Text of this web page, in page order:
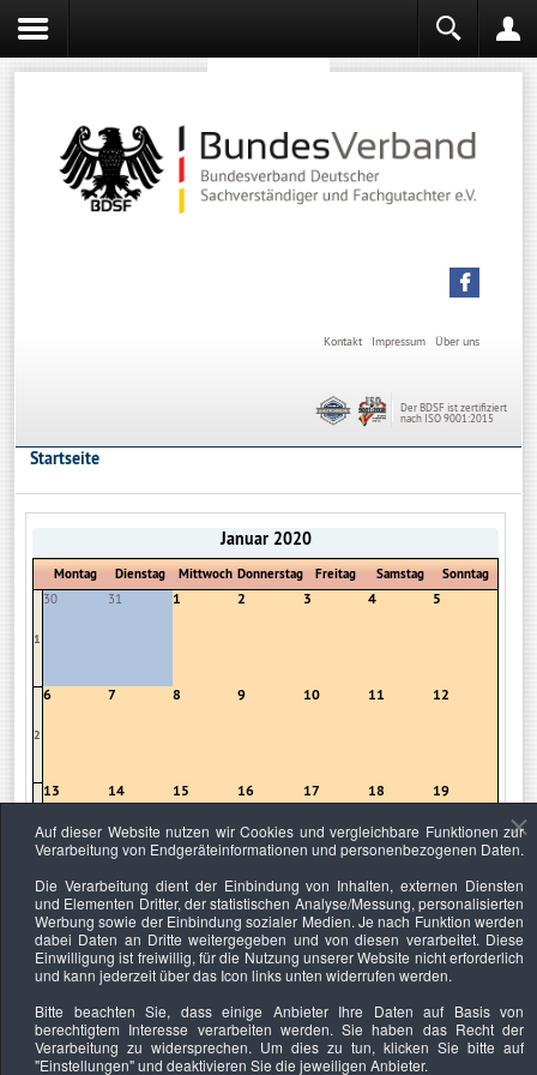
Über uns
Impressum
Kontakt
Der BDSF ist zertifiziert
nach ISO 9001:2015
Startseite
Januar 2020
Montag Dienstag Mittwoch Donnerstag Freitag Samstag Sonntag
1
30 31 1 2 3 4 5
2
6 7 8 9 10 11 12
3
13 14 15 16 17 18 19
4
20 21 22 23 24 25 26
5
27 28 29 30 31 1 2
Auf dieser Website nutzen wir Cookies und vergleichbare Funktionen zur
Verarbeitung von Endgeräteinformationen und personenbezogenen Daten.
Die Verarbeitung dient der Einbindung von Inhalten, externen Diensten
und Elementen Dritter, der statistischen Analyse/Messung, personalisierten
Werbung sowie der Einbindung sozialer Medien. Je nach Funktion werden
dabei Daten an Dritte weitergegeben und von diesen verarbeitet. Diese
Einwilligung ist freiwillig, für die Nutzung unserer Website nicht erforderlich
und kann jederzeit über das Icon links unten widerrufen werden.
Bitte beachten Sie, dass einige Anbieter Ihre Daten auf Basis von
berechtigtem Interesse verarbeiten werden. Sie haben das Recht der
Verarbeitung zu widersprechen. Um dies zu tun, klicken Sie bitte auf
"Einstellungen"und deaktivieren Sie die jeweiligen Anbieter.